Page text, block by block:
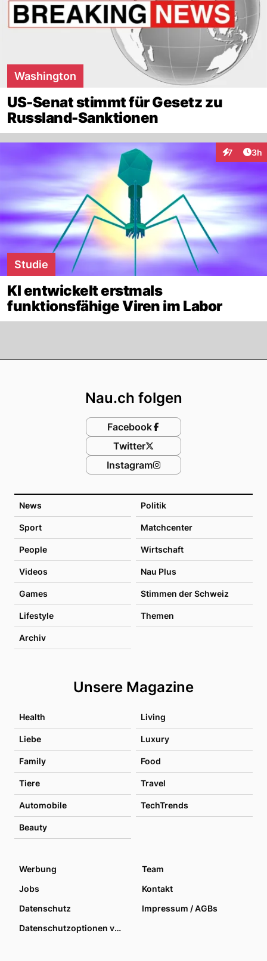
Washington
US-Senat stimmt für Gesetz zu
Russland-Sanktionen
7 3h
Studie
KI entwickelt erstmals
funktionsfähige Viren im Labor
News Politik
Sport Matchcenter
People Wirtschaft
Videos Nau Plus
Games Stimmen der Schweiz
Lifestyle Themen
Archiv
Unsere Magazine
Health Living
Liebe Luxury
Family Food
Tiere Travel
Automobile TechTrends
Beauty
Nau.ch folgen
Facebook
Twitter
Instagram
Werbung
Team
Jobs
Kontakt
Datenschutz
Impressum / AGBs
Datenschutzoptionen verwalten